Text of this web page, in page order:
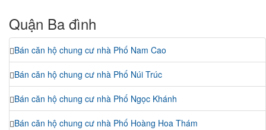
Quận Ba đình
Bán căn hộ chung cư nhà Phố Nam Cao
Bán căn hộ chung cư nhà Phố Núi Trúc
Bán căn hộ chung cư nhà Phố Ngọc Khánh
Bán căn hộ chung cư nhà Phố Hoàng Hoa Thám